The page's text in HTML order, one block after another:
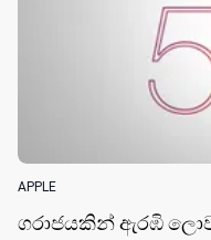
APPLE
ගරාජයකින් ඇරඹි ලොව